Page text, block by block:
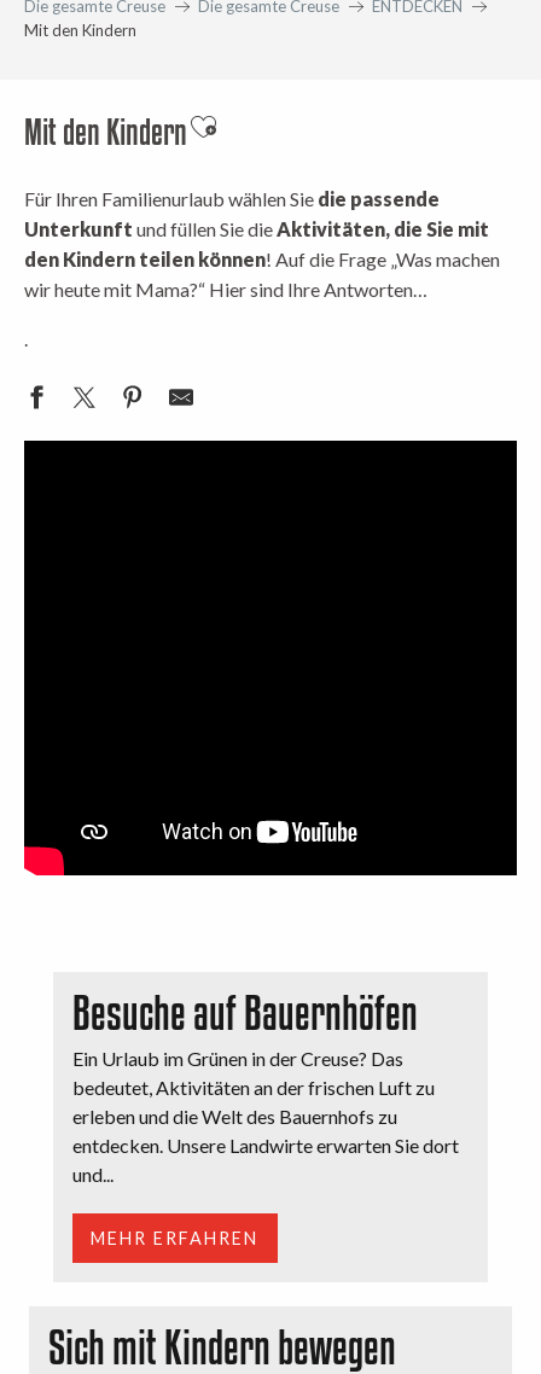
Die gesamte Creuse Die gesamte Creuse
ENTDECKEN
Mit den Kindern
Mit den KindernAjouter aux favoris
Für Ihren Familienurlaub wählen Sie die passende
Unterkunft und füllen Sie dieAktivitäten, die Sie mit
den Kindern teilen können! Auf die Frage „Was machen
wir heute mit Mama?“ Hier sind Ihre Antworten…
.
Besuche auf Bauernhöfen
Ein Urlaub im Grünen in der Creuse? Das
bedeutet, Aktivitäten an der frischen Luft zu
erleben und die Welt des Bauernhofs zu
entdecken. Unsere Landwirte erwarten Sie dort
und...
MEHR ERFAHREN
Sich mit Kindern bewegen